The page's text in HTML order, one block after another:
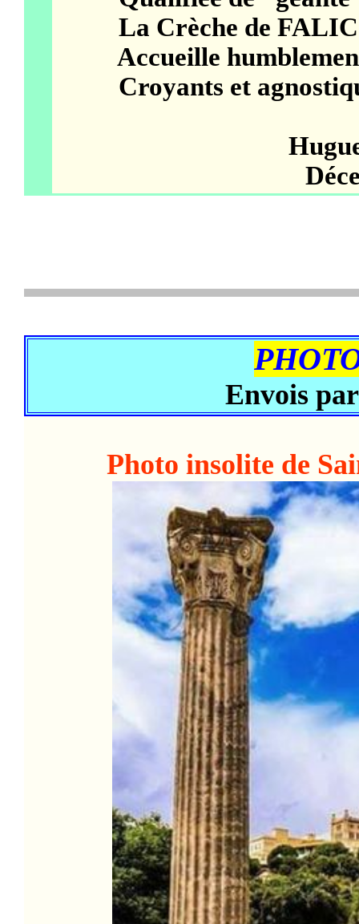
La Crèche de
Accueille humblement
Croyants et
Envois
Photo insolite de